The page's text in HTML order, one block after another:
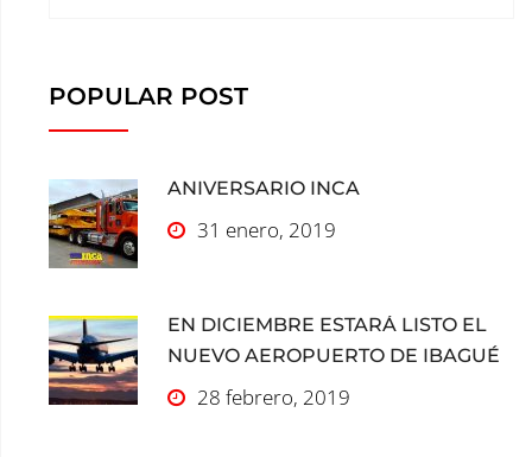
POPULAR POST
ANIVERSARIO INCA
31 enero, 2019
EN DICIEMBRE ESTARÁ LISTO EL
NUEVO AEROPUERTO DE IBAGUÉ
28 febrero, 2019